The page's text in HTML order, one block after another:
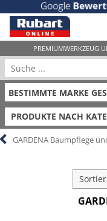
PRODUKTE NACH
GARDENA Baumpflege